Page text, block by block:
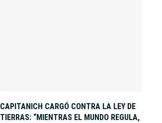
CAPITANICH CARGÓ CONTRA LA LEY DE
TIERRAS: “MIENTRAS EL MUNDO REGULA,